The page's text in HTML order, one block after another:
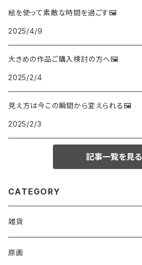
絵を使って素敵な時間を過ごす🖼️
2025/4/9
大きめの作品ご購入検討の方へ🖼
2025/2/4
見え方は今この瞬間から変えられる🖼️
2025/2/3
記事一覧を見る
CATEGORY
雑貨
アクリルキーホルダー
原画